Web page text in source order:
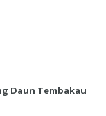
Daun Tembakau
SALATIGA
NATAL